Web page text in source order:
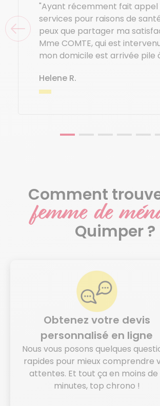
"Ayant récemment fait appel
services pour raisons de
peux que partager ma
Mme COMTE, qui est
mon domicile est arrivée pile
Elle a été très agréable,
efficace.
Helene R.
Comment
femme de
Quimper ?
Obtenez votre devis
personnalisé en ligne
Nous vous posons quelques
rapides pour mieux comprendre
attentes. Et tout ça en moins de
minutes, top chrono !